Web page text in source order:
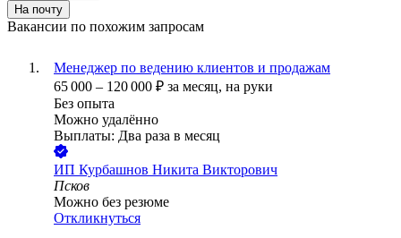
На почту
Вакансии по похожим запросам
Менеджер по ведению клиентов и продажам
65 000 – 120 000 ₽ за месяц, на руки
Без опыта
Можно удалённо
Выплаты: Два раза в месяц
ИП Курбашнов Никита Викторович
Псков
Можно без резюме
Откликнуться